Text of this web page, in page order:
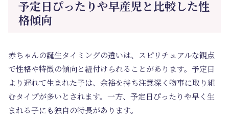
予定日ぴったりや早産児と比較した性
格傾向
赤ちゃんの誕生タイミングの違いは、スピリチュアルな観点
で性格や特徴の傾向と紐付けられることがあります。予定日
より遅れて生まれた子は、余裕を持ち注意深く物事に取り組
むタイプが多いとされます。一方、予定日ぴったりや早く生
まれる子にも独自の特長があります。